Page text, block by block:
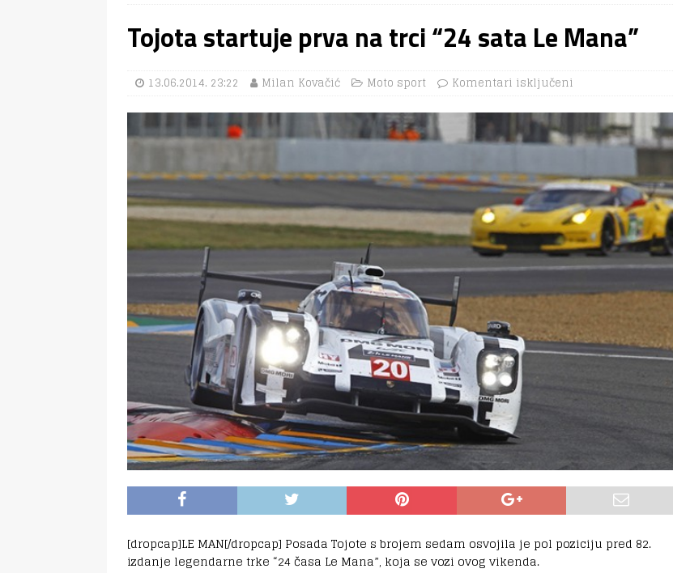
Tojota startuje prva na trci “24 sata Le Mana”
13.06.2014. 23:22 Milan Kovačić Moto sport Komentari isključeni
[dropcap]LE MAN[/dropcap] Posada Tojote s brojem sedam osvojila je pol poziciju pred 82.
izdanje legendarne trke “24 časa Le Mana”, koja se vozi ovog vikenda.